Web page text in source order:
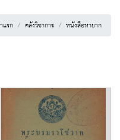
แรก คลังวิชาการ หนังสือหายาก